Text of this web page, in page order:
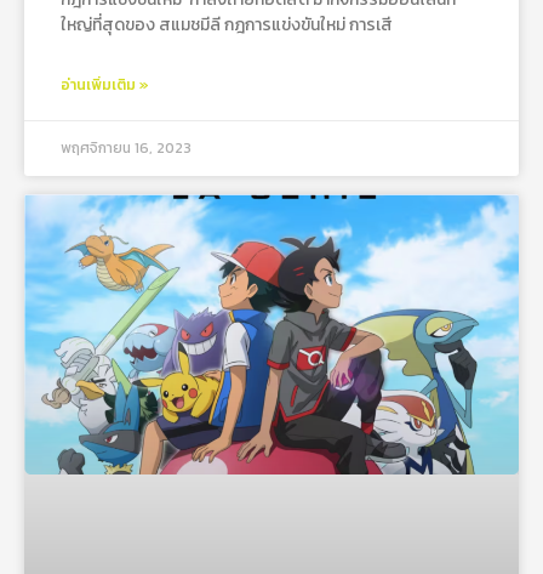
ใหญ่ที่สุดของ สแมชมีลี กฎการแข่งขันใหม่ การเสี
อ่านเพิ่มเติม »
พฤศจิกายน 16, 2023